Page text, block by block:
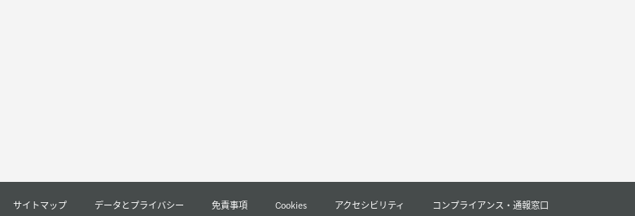
サイトマップ データとプライバシー 免責事項 Cookies アクセシビリティ コンプライアンス・通報窓口